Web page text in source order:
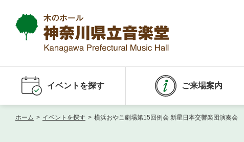
イベントを探す ご来場案内
ホーム > イベントを探す > 横浜おやこ劇場第15回例会 新星日本交響楽団演奏会